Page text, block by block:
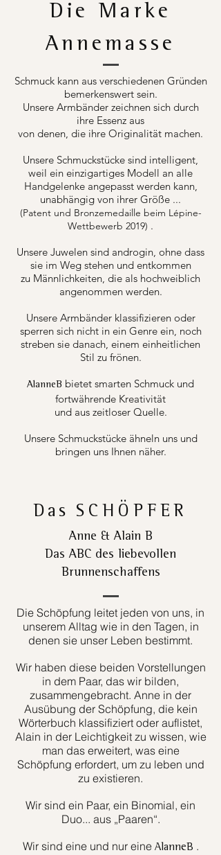
Die Marke
Annemasse
Schmuck kann aus verschiedenen Gründen
bemerkenswert sein.
Unsere Armbänder zeichnen sich durch
ihre Essenz aus
von denen, die ihre Originalität machen.
Unsere Schmuckstücke sind intelligent,
weil ein einzigartiges Modell an alle
Handgelenke angepasst werden kann,
unabhängig von ihrer Größe ...
(Patent und Bronzemedaille beim Lépine-
Wettbewerb 2019) .
Unsere Juwelen sind androgin, ohne dass
sie im Weg stehen und entkommen
zu Männlichkeiten, die als hochweiblich
angenommen werden.
Unsere Armbänder klassifizieren oder
sperren sich nicht in ein Genre ein, noch
streben sie danach, einem einheitlichen
Stil zu frönen.
AlanneB bietet smarten Schmuck und
fortwährende Kreativität
und aus zeitloser Quelle.
Unsere Schmuckstücke ähneln uns und
bringen uns Ihnen näher.
Das SCHÖPFER
Anne & Alain B
Das ABC des liebevollen
Brunnenschaffens
Die Schöpfung leitet jeden von uns, in
unserem Alltag wie in den Tagen, in
denen sie unser Leben bestimmt.
Wir haben diese beiden Vorstellungen
in dem Paar, das wir bilden,
zusammengebracht. Anne in der
Ausübung der Schöpfung, die kein
Wörterbuch klassifiziert oder auflistet,
Alain in der Leichtigkeit zu wissen, wie
man das erweitert, was eine
Schöpfung erfordert, um zu leben und
zu existieren.
Wir sind ein Paar, ein Binomial, ein
Duo... aus „Paaren“.
Wir sind eine und nur eine AlanneB .